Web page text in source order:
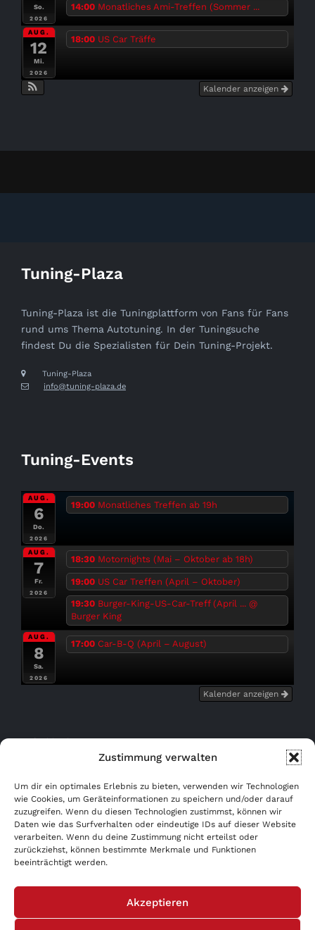
Zustimmung verwalten
Um dir ein optimales Erlebnis zu bieten, verwenden wir Technologien
wie Cookies, um Geräteinformationen zu speichern und/oder darauf
zuzugreifen. Wenn du diesen Technologien zustimmst, können wir
Daten wie das Surfverhalten oder eindeutige IDs auf dieser Website
verarbeiten. Wenn du deine Zustimmung nicht erteilst oder
zurückziehst, können bestimmte Merkmale und Funktionen
beeinträchtigt werden.
Akzeptieren
So.
2026
14:00 Monatliches Ami-Treffen (Sommer ...
AUG.
12
Mi.
2026
18:00 US Car Träffe
Kalender anzeigen
Tuning-Plaza
Tuning-Plaza ist die Tuningplattform von Fans für Fans
rund ums Thema Autotuning. In der Tuningsuche
findest Du die Spezialisten für Dein Tuning-Projekt.
Tuning-Plaza
info@tuning-plaza.de
Tuning-Events
AUG.
6
Do.
2026
19:00 Monatliches Treffen ab 19h
AUG.
7
Fr.
2026
18:30 Motornights (Mai – Oktober ab 18h)
19:00 US Car Treffen (April – Oktober)
19:30 Burger-King-US-Car-Treff (April ... @
Burger King
AUG.
8
Sa.
2026
17:00 Car-B-Q (April – August)
Kalender anzeigen
Bußgeldrechner
WERBUNG AB 0,- €!
AGB
Impressum